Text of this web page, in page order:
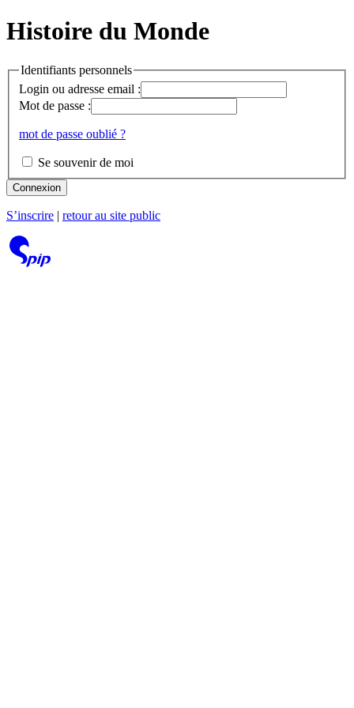
Histoire du Monde
Identifiants personnels
Login ou adresse email :
Mot de passe :
mot de passe oublié ?
Se souvenir de moi
Connexion
S’inscrire retour au site public